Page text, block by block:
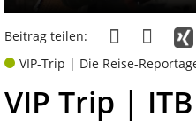
Beitrag teilen:
VIP-Trip | Die Reise-
VIP Trip |